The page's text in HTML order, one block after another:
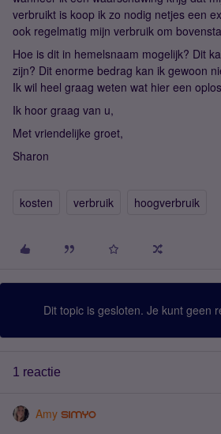
verbruikt is koop ik zo nodig netjes een
ook regelmatig mijn verbruik om
Hoe is dit in hemelsnaam mogelijk? Dit
zijn? Dit enorme bedrag kan ik gewoon
Ik wil heel graag weten wat hier een
Ik hoor graag van u,
Met vriendelijke groet,
Sharon
kosten verbruik hoogverbruik
Dit topic is gesloten. Je kunt geen
1 reactie
Amy